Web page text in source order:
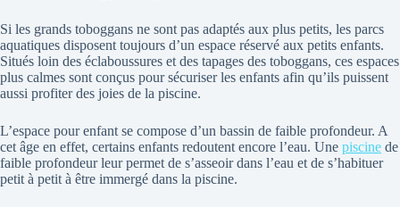
Si les grands toboggans ne sont pas adaptés aux plus petits, les parcs
aquatiques disposent toujours d’un espace réservé aux petits enfants.
Situés loin des éclaboussures et des tapages des toboggans, ces espaces
plus calmes sont conçus pour sécuriser les enfants afin qu’ils puissent
aussi profiter des joies de la piscine.
L’espace pour enfant se compose d’un bassin de faible profondeur. A
cet âge en effet, certains enfants redoutent encore l’eau. Une piscine de
faible profondeur leur permet de s’asseoir dans l’eau et de s’habituer
petit à petit à être immergé dans la piscine.